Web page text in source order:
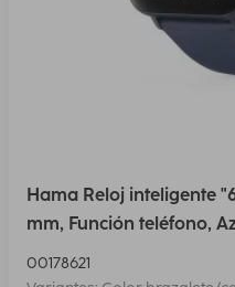
Hama Reloj inteligente
mm, Función teléfono,
00178621